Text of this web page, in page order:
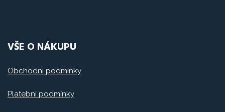
VŠE O NÁKUPU
Obchodní podmínky
Platební podmínky